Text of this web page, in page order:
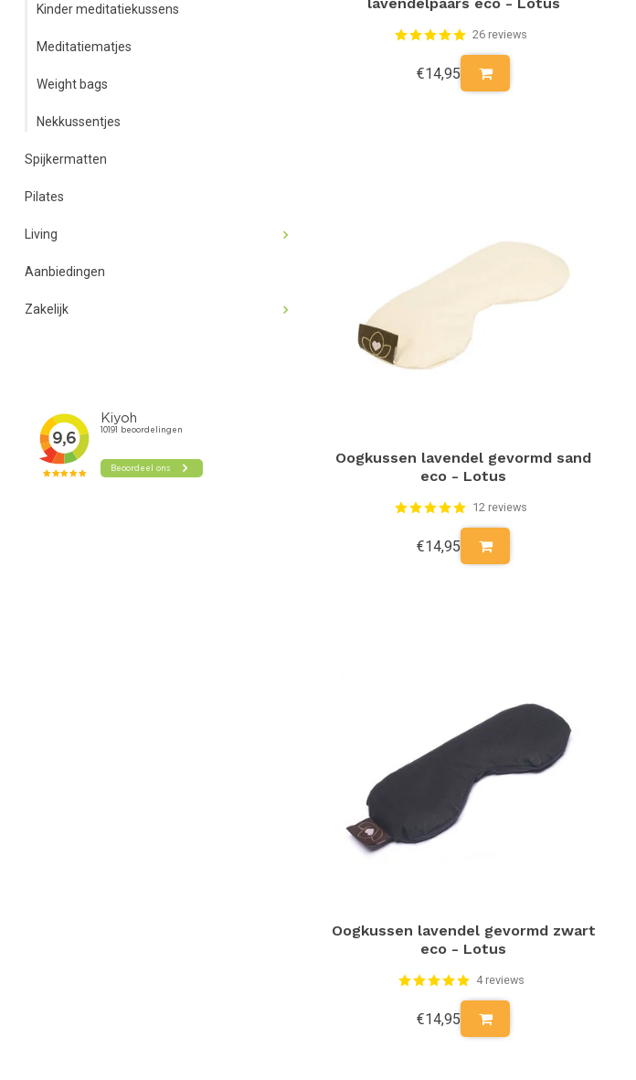
Kinder meditatiekussens
Meditatiematjes
Weight bags
Nekkussentjes
Spijkermatten
Pilates
Living
Aanbiedingen
Zakelijk
26 reviews
€14,95
Oogkussen lavendel gevormd sand
eco - Lotus
12 reviews
€14,95
Oogkussen lavendel gevormd zwart
eco - Lotus
4 reviews
€14,95